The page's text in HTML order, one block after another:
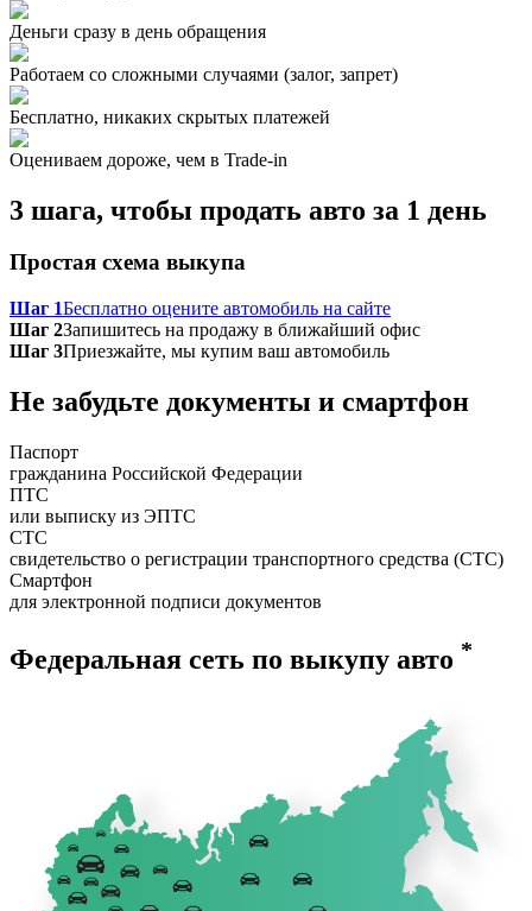
Деньги сразу в день обращения
Работаем со сложными случаями (залог, запрет)
Бесплатно, никаких скрытых платежей
Оцениваем дороже, чем в Trade‑in
3 шага, чтобы продать авто за 1 день
Простая схема выкупа
Шаг 1Бесплатно оцените автомобиль на сайте
Шаг 2Запишитесь на продажу в ближайший офис
Шаг 3Приезжайте, мы купим ваш автомобиль
Не забудьте документы и смартфон
Паспорт
гражданина Российской Федерации
ПТС
или выписку из ЭПТС
СТС
свидетельство о регистрации транспортного средства (СТС)
Смартфон
для электронной подписи документов
Федеральная сеть по выкупу авто *